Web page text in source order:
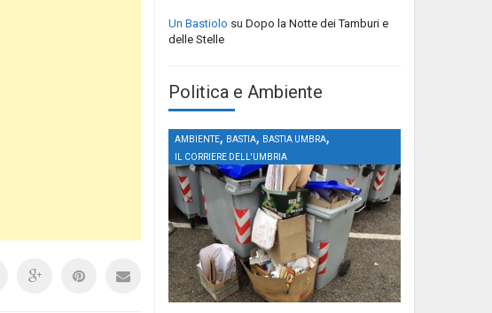
Un Bastiolo su Dopo la Notte dei Tamburi e
delle Stelle
Politica e Ambiente
AMBIENTE, BASTIA, BASTIA UMBRA,
IL CORRIERE DELL'UMBRIA